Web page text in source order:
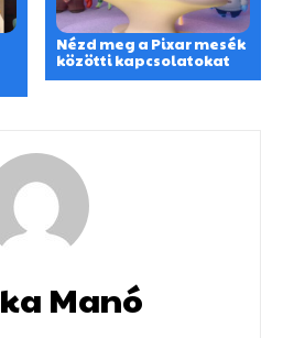
Nézd meg a Pixar mesék
közötti kapcsolatokat
Manó